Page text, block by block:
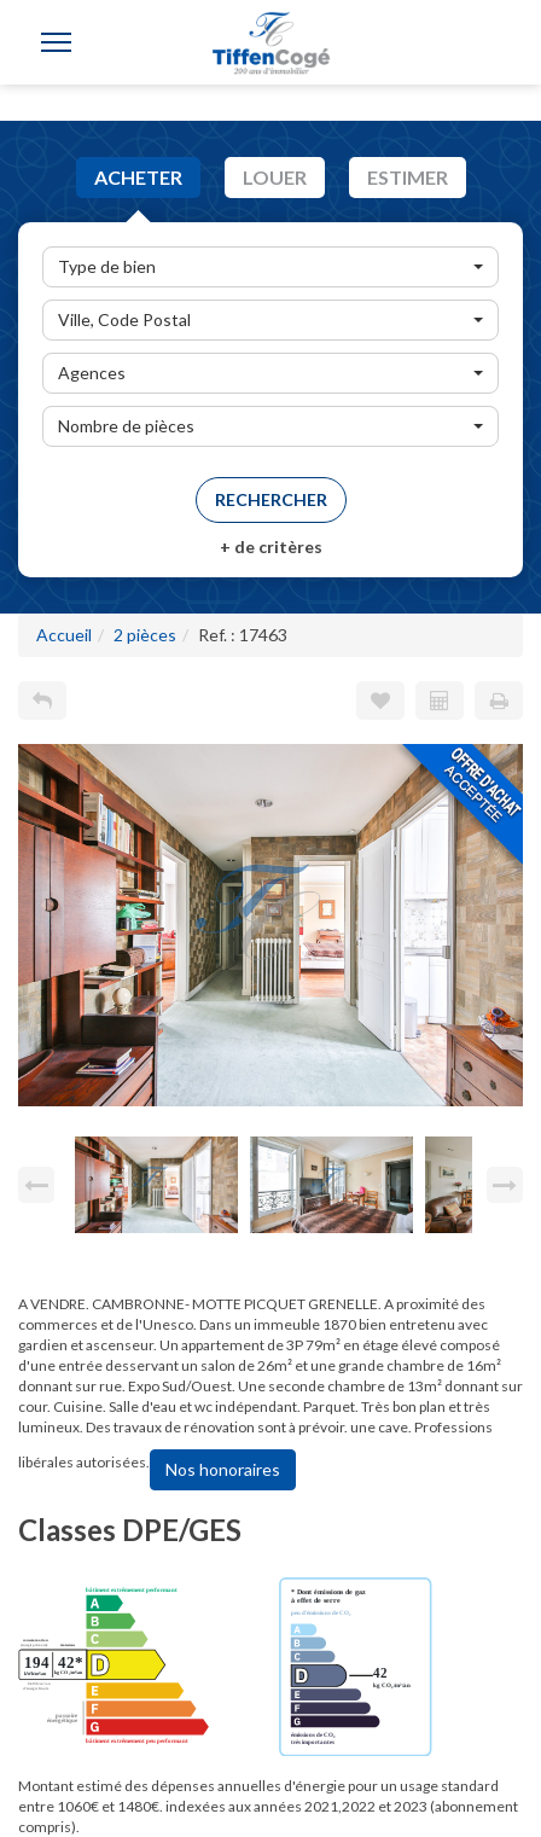
ACHETER LOUER ESTIMER
Type de bien
Ville, Code Postal
Agences
Nombre de pièces
+ de critères
Accueil 2 pièces Ref. : 17463
A VENDRE. CAMBRONNE- MOTTE PICQUET GRENELLE. A proximité des
commerces et de l'Unesco. Dans un immeuble 1870 bien entretenu avec
gardien et ascenseur. Un appartement de 3P 79m² en étage élevé composé
d'une entrée desservant un salon de 26m² et une grande chambre de 16m²
donnant sur rue. Expo Sud/Ouest. Une seconde chambre de 13m² donnant sur
cour. Cuisine. Salle d'eau et wc indépendant. Parquet. Très bon plan et très
lumineux. Des travaux de rénovation sont à prévoir. une cave. Professions
libérales autorisées.
Nos honoraires
Classes DPE/GES
Montant estimé des dépenses annuelles d'énergie pour un usage standard
entre 1060€ et 1480€. indexées aux années 2021,2022 et 2023 (abonnement
compris).